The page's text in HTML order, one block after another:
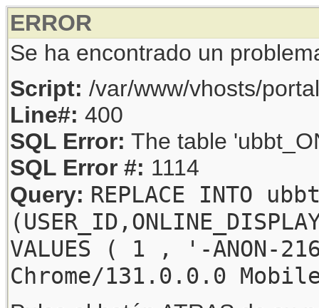
ERROR
Se ha encontrado un
Script: /var/www/vhosts/
Line#: 400
SQL Error: The table
SQL Error #: 1114
Query: REPLACE INTO
VALUES ( 1 , '-
Chrome/131.0.0.0